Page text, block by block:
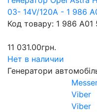
03- 14V/120A - 1 986
Код товару: 1 986 A01
11 031.00грн.
Нет в наличии
Генератори
Viber
Viber